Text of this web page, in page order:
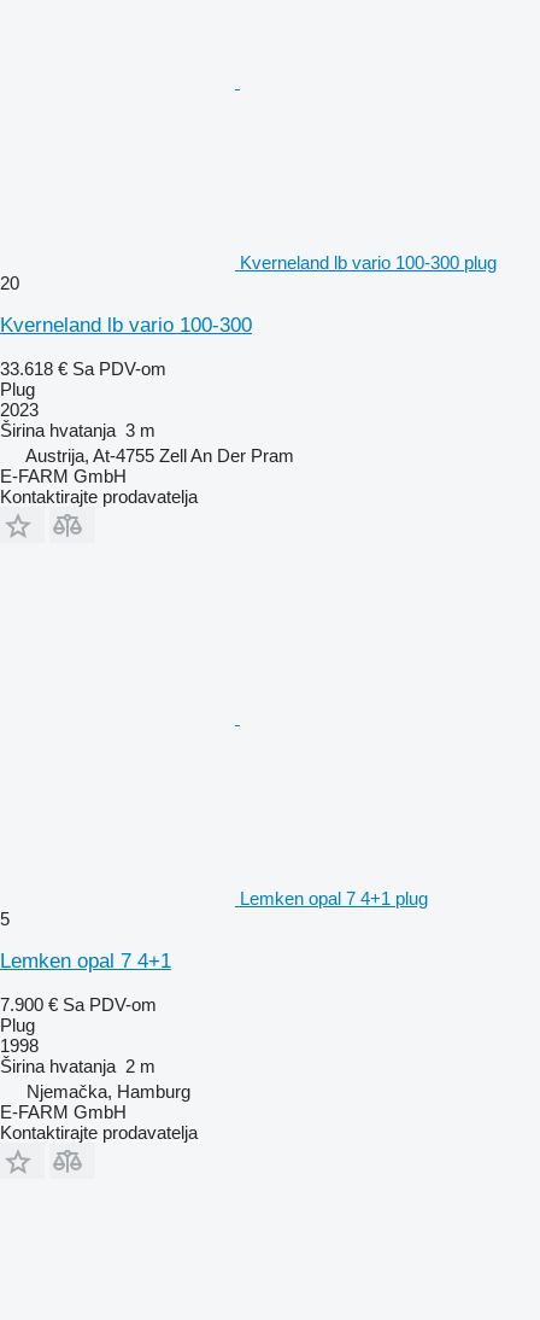
Kverneland lb vario 100-300 plug
20
Kverneland lb vario 100-300
33.618 € Sa PDV-om
Plug
2023
Širina hvatanja 3 m
Austrija, At-4755 Zell An Der Pram
E-FARM GmbH
Kontaktirajte prodavatelja
Lemken opal 7 4+1 plug
5
Lemken opal 7 4+1
7.900 € Sa PDV-om
Plug
1998
Širina hvatanja 2 m
Njemačka, Hamburg
E-FARM GmbH
Kontaktirajte prodavatelja